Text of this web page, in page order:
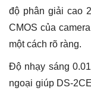
độ phân giải cao
CMOS của
một cách rõ ràng.
Độ nhạy sáng
ngoại giúp DS-